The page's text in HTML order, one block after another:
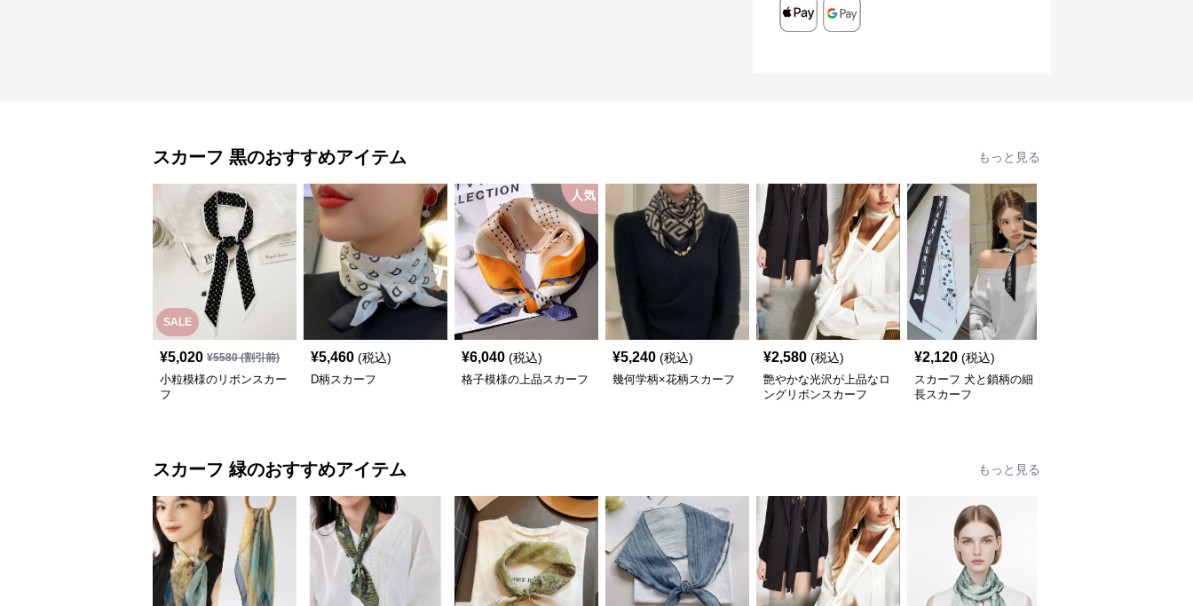
スカーフ 黒のおすすめアイテム もっと見る
SALE
¥5,020 ¥5580(割引前)
小粒模様のリボンスカー
フ
¥5,460 (税込)
D柄スカーフ
人気
¥6,040 (税込)
格子模様の上品スカーフ
¥5,240 (税込)
幾何学柄×花柄スカーフ
¥2,580 (税込)
艶やかな光沢が上品なロ
ングリボンスカーフ
¥2,120 (税込)
スカーフ 犬と鎖柄の細
長スカーフ
スカーフ 緑のおすすめアイテム もっと見る